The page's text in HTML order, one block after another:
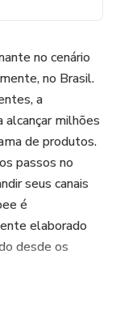
no cenário
no Brasil.
a
milhões
de produtos.
passos no
seus canais
é
elaborado
desde os